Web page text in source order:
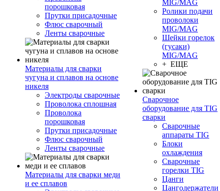
порошковая
Прутки присадочные
Флюс сварочный
Ленты сварочные
Материалы для сварки
чугуна и сплавов на основе
никеля
Электроды сварочные
Проволока сплошная
Проволока
порошковая
Прутки присадочные
Флюс сварочный
Ленты сварочные
Материалы для сварки меди
и ее сплавов
MIG/MAG
Ролики подачи
проволоки
MIG/MAG
Шейки горелок
(гусаки)
MIG/MAG
+ ЕЩЕ
Сварочное
оборудование для TIG
сварки
Сварочные
аппараты TIG
Блоки
охлаждения
Сварочные
горелки TIG
Цанги
Цангодержатели